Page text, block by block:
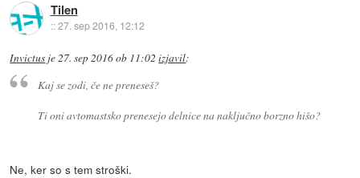
Tilen
::27. sep 2016, 12:12
Invictus je27. sep 2016 ob 11:02 izjavil:
Kaj se zodi, če ne preneseš?
Ti oni avtomastsko prenesejo delnice na naključno borzno hišo?
Ne, ker so s tem stroški.